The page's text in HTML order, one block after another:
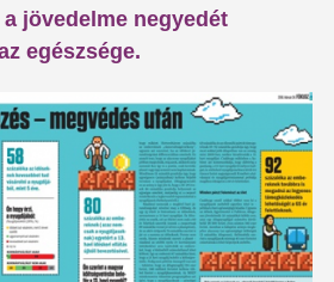
jövedelme negyedét
egészsége.